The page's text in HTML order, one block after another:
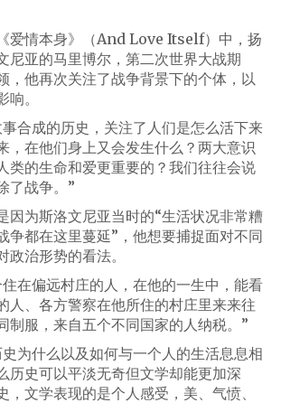
爱情本身》（And Love Itself）中，扬
尼亚的马里博尔，第二次世界大战期
，他再次关注了战争背景下的个体，以
。
合成的历史，关注了人们是怎么活下来
，在他们身上又会发生什么？两大意识
类的生命和爱更重要的？我们往往会说
了战争。”
因为斯洛文尼亚当时的“生活状况非常糟
争都在这里蔓延”，他想要捕捉面对不同
政治形势的看法。
在偏远村庄的人，在他的一生中，能看
人、各方警察在他所住的村庄里来来往
制服，来自五个不同国家的人纳税。”
为什么以及如何与一个人的生活息息相
历史可以平淡无奇但文学却能更加深
，文学表现的是个人感受，美、气愤、